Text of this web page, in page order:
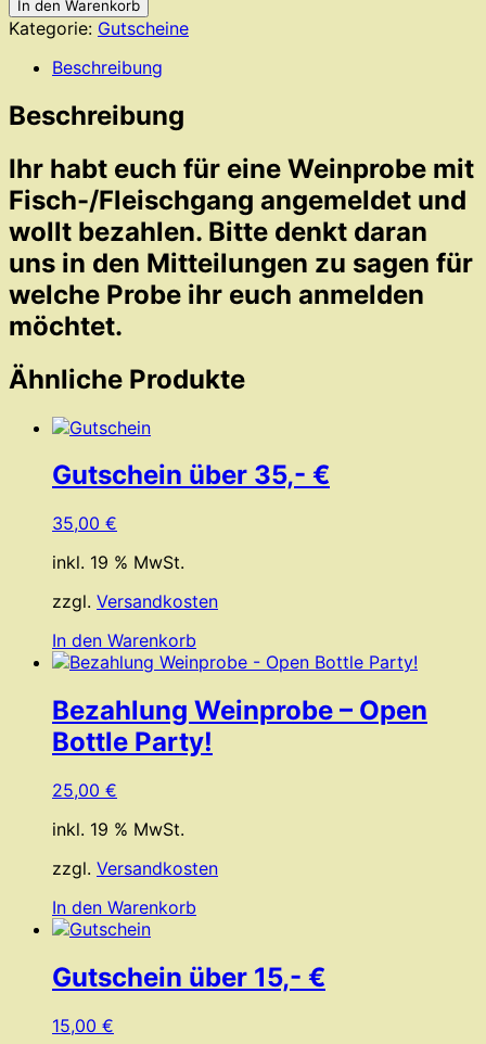
Weinprobe
Fisch/Fleischupgrade
In den Warenkorb
Kategorie: Gutscheine
Beschreibung
Beschreibung
Ihr habt euch für eine Weinprobe mit
Fisch-/Fleischgang angemeldet und
wollt bezahlen. Bitte denkt daran
uns in den Mitteilungen zu sagen für
welche Probe ihr euch anmelden
möchtet.
Ähnliche Produkte
Gutschein über 35,- €
35,00 €
inkl. 19 % MwSt.
zzgl. Versandkosten
In den Warenkorb
Bezahlung Weinprobe – Open
Bottle Party!
25,00 €
inkl. 19 % MwSt.
zzgl. Versandkosten
In den Warenkorb
Gutschein über 15,- €
15,00 €